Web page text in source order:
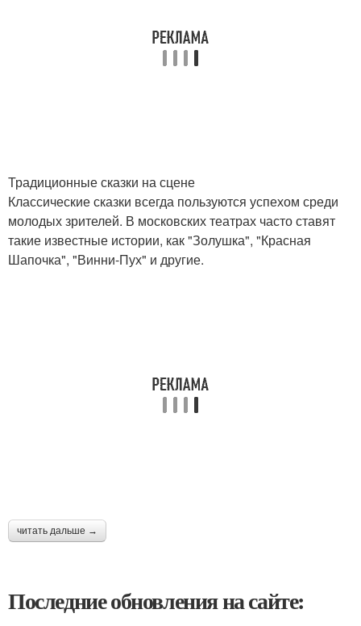
Традиционные сказки на сцене
Классические сказки всегда пользуются успехом среди
молодых зрителей. В московских театрах часто ставят
такие известные истории, как "Золушка", "Красная
Шапочка", "Винни-Пух" и другие.
читать дальше →
Последние обновления на сайте: